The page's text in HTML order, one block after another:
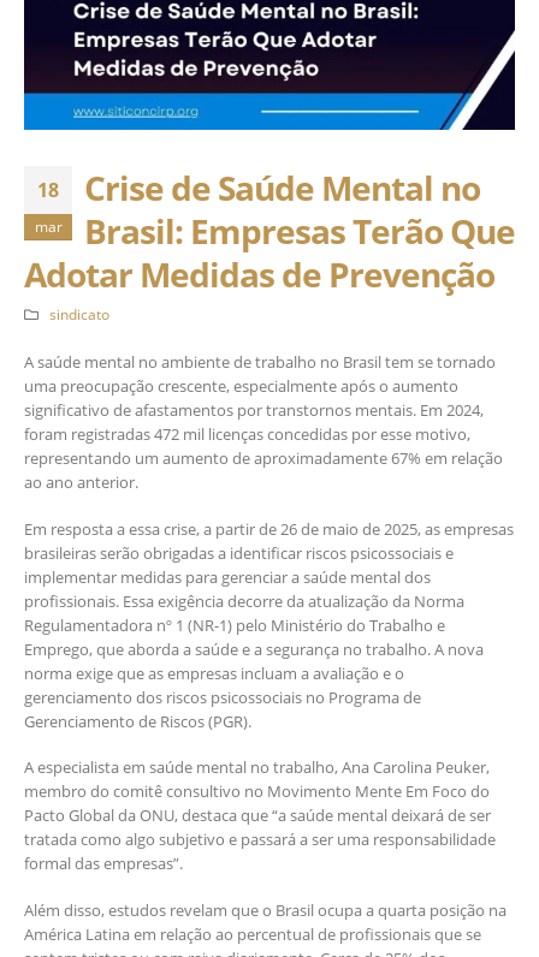
18
mar
Crise de Saúde Mental no
Brasil: Empresas Terão Que
Adotar Medidas de Prevenção
sindicato
A saúde mental no ambiente de trabalho no Brasil tem se tornado
uma preocupação crescente, especialmente após o aumento
significativo de afastamentos por transtornos mentais. Em 2024,
foram registradas 472 mil licenças concedidas por esse motivo,
representando um aumento de aproximadamente 67% em relação
ao ano anterior. ​
Em resposta a essa crise, a partir de 26 de maio de 2025, as empresas
brasileiras serão obrigadas a identificar riscos psicossociais e
implementar medidas para gerenciar a saúde mental dos
profissionais. Essa exigência decorre da atualização da Norma
Regulamentadora nº 1 (NR-1) pelo Ministério do Trabalho e
Emprego, que aborda a saúde e a segurança no trabalho. A nova
norma exige que as empresas incluam a avaliação e o
gerenciamento dos riscos psicossociais no Programa de
Gerenciamento de Riscos (PGR). ​
A especialista em saúde mental no trabalho, Ana Carolina Peuker,
membro do comitê consultivo no Movimento Mente Em Foco do
Pacto Global da ONU, destaca que “a saúde mental deixará de ser
tratada como algo subjetivo e passará a ser uma responsabilidade
formal das empresas”. ​
Além disso, estudos revelam que o Brasil ocupa a quarta posição na
América Latina em relação ao percentual de profissionais que se